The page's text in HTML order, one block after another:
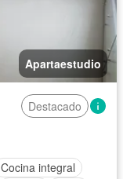
Apartaestudio
Destacado
Cocina integral